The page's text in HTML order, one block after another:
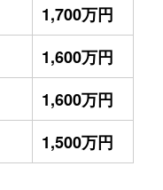
1,700万円
1,600万円
1,600万円
1,500万円